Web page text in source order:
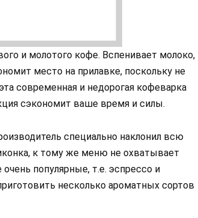
и молотого кофе. Вспенивает молоко,
место на прилавке, поскольку не
современная и недорогая кофеварка
сэкономит ваше время и силы.
специально наклонил всю
к тому же меню не охватывает
популярные, т.е. эспрессо и
несколько ароматных сортов